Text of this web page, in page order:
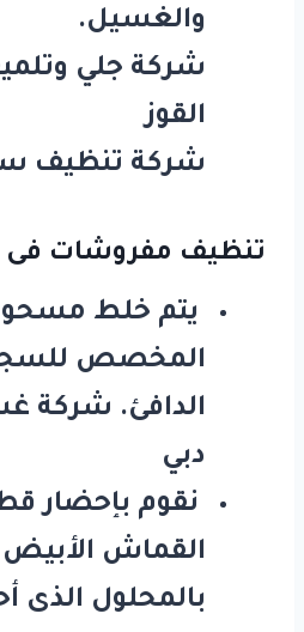
والغسيل.
شركة جلي
القوز
شركة تنظيف
تنظيف مفروشات فى
يتم خلط
المخصص
الدافئ. شركة
دبي
نقوم بإحضار
القماش الأبيض
بالمحلول الذى